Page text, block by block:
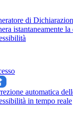
di
istantaneamente
automatica
in tempo reale